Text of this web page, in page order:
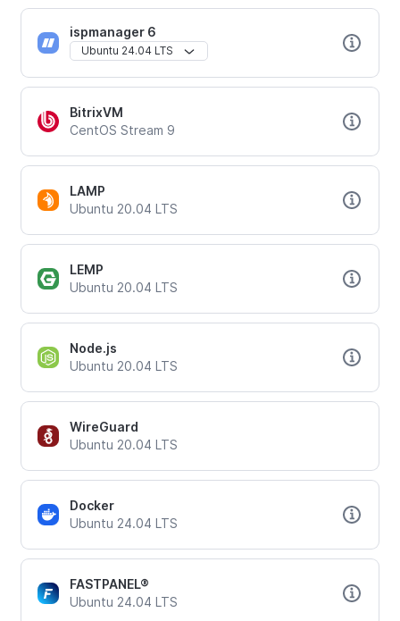
ispmanager 6
Ubuntu 24.04 LTS
BitrixVM
CentOS Stream 9
LAMP
Ubuntu 20.04 LTS
LEMP
Ubuntu 20.04 LTS
Node.js
Ubuntu 20.04 LTS
WireGuard
Ubuntu 20.04 LTS
Docker
Ubuntu 24.04 LTS
FASTPANEL®
Ubuntu 24.04 LTS